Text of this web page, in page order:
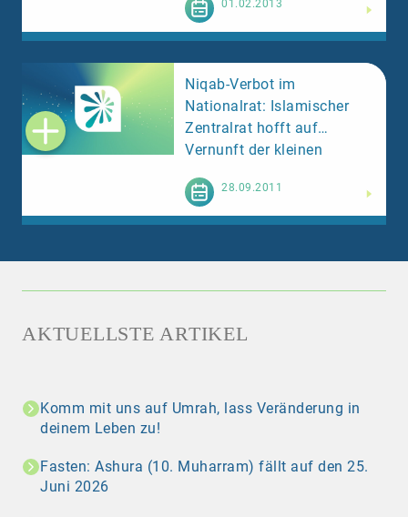
01.02.2013
Niqab-Verbot im
Nationalrat: Islamischer
Zentralrat hofft auf
Vernunft der kleinen
28.09.2011
AKTUELLSTE ARTIKEL
Komm mit uns auf Umrah, lass Veränderung in
deinem Leben zu!
Fasten: Ashura (10. Muharram) fällt auf den 25.
Juni 2026